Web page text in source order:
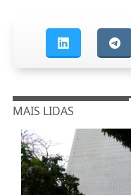
MAIS LIDAS